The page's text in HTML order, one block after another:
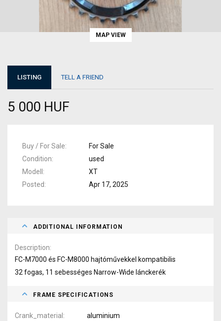
MAP VIEW
LISTING TELL A FRIEND
5 000 HUF
Buy / For Sale
For Sale
Condition
used
Modell
XT
Posted
Apr 17, 2025
ADDITIONAL INFORMATION
Description
FC-M7000 és FC-M8000 hajtóművekkel kompatibilis
32 fogas, 11 sebességes Narrow-Wide lánckerék
FRAME SPECIFICATIONS
Crank_material
aluminium